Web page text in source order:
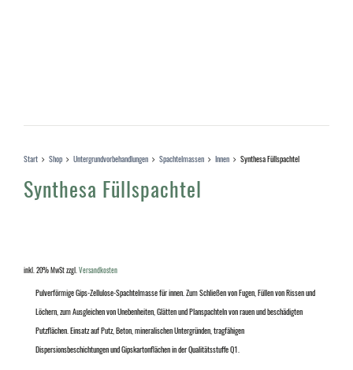
Start Shop Untergrundvorbehandlungen Spachtelmassen Innen Synthesa Füllspachtel
Synthesa Füllspachtel
inkl. 20% MwStzzgl.Versandkosten
Pulverförmige Gips-Zellulose-Spachtelmasse für innen.Zum Schließen von Fugen, Füllen von Rissen und
Löchern, zum Ausgleichen von Unebenheiten, Glätten und Planspachteln von rauen und beschädigten
Putzflächen. Einsatz auf Putz, Beton, mineralischen Untergründen, tragfähigen
Dispersionsbeschichtungen und Gipskartonflächen in der Qualitätsstuffe Q1.